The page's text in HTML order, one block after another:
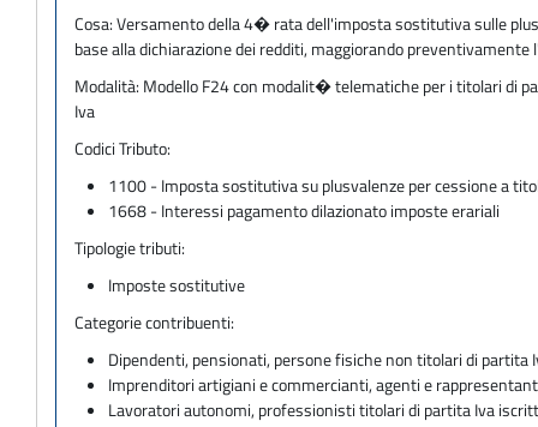
Cosa:Versamento della 4� rata dell'imposta sostitutiva sulle
base alla dichiarazione dei redditi, maggiorando
Modalità: Modello F24 con modalit� telematiche per i titolari di
Iva
Codici Tributo:
1100 - Imposta sostitutiva su plusvalenze per cessione a
1668 - Interessi pagamento dilazionato imposte erariali
Tipologie tributi:
Imposte sostitutive
Categorie contribuenti:
Dipendenti, pensionati, persone fisiche non titolari di
Imprenditori artigiani e commercianti, agenti e
Lavoratori autonomi, professionisti titolari di partita Iva